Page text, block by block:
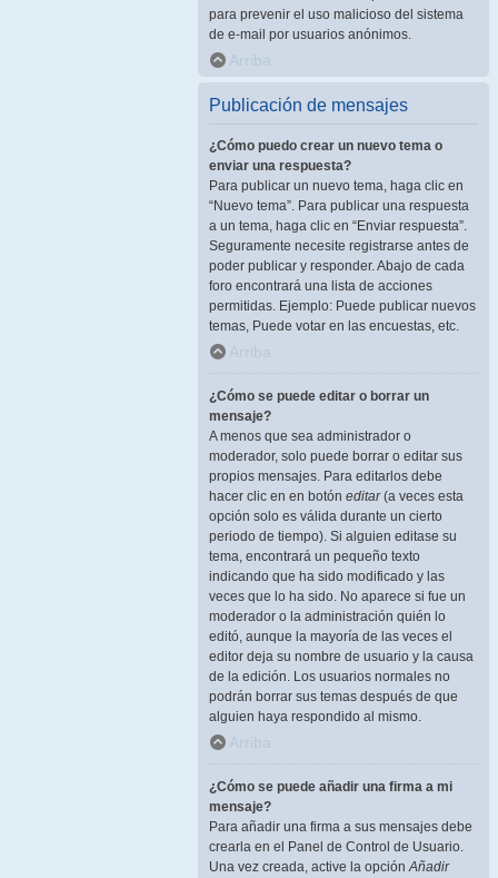
para prevenir el uso malicioso del sistema
de e-mail por usuarios anónimos.
Arriba
Publicación de mensajes
¿Cómo puedo crear un nuevo tema o
enviar una respuesta?
Para publicar un nuevo tema, haga clic en
“Nuevo tema”. Para publicar una respuesta
a un tema, haga clic en “Enviar respuesta”.
Seguramente necesite registrarse antes de
poder publicar y responder. Abajo de cada
foro encontrará una lista de acciones
permitidas. Ejemplo: Puede publicar nuevos
temas, Puede votar en las encuestas, etc.
Arriba
¿Cómo se puede editar o borrar un
mensaje?
A menos que sea administrador o
moderador, solo puede borrar o editar sus
propios mensajes. Para editarlos debe
hacer clic en en botón editar(a veces esta
opción solo es válida durante un cierto
periodo de tiempo). Si alguien editase su
tema, encontrará un pequeño texto
indicando que ha sido modificado y las
veces que lo ha sido. No aparece si fue un
moderador o la administración quién lo
editó, aunque la mayoría de las veces el
editor deja su nombre de usuario y la causa
de la edición. Los usuarios normales no
podrán borrar sus temas después de que
alguien haya respondido al mismo.
Arriba
¿Cómo se puede añadir una firma a mi
mensaje?
Para añadir una firma a sus mensajes debe
crearla en el Panel de Control de Usuario.
Una vez creada, active la opciónAñadir